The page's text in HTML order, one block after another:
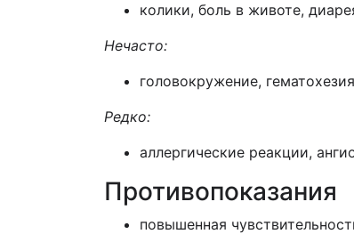
колики, боль в животе,
Нечасто:
головокружение,
Редко:
аллергические реакции,
Противопоказания
повышенная